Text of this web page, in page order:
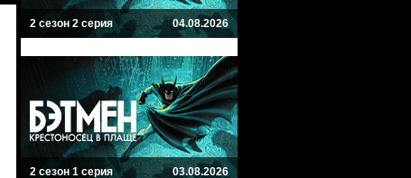
2 сезон 2 серия 04.08.2026
2 сезон 1 серия 03.08.2026